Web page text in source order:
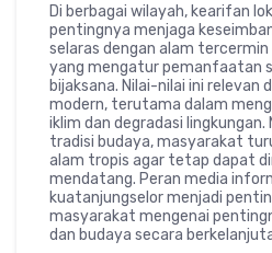
Di berbagai wilayah, kearifan
pentingnya menjaga
selaras dengan alam
yang mengatur pemanfaatan
bijaksana. Nilai-nilai ini relevan
modern, terutama dalam
iklim dan degradasi lingkungan.
tradisi budaya, masyarakat
alam tropis agar tetap dapat
mendatang. Peran media
kuatanjungselor menjadi
masyarakat mengenai
dan budaya secara